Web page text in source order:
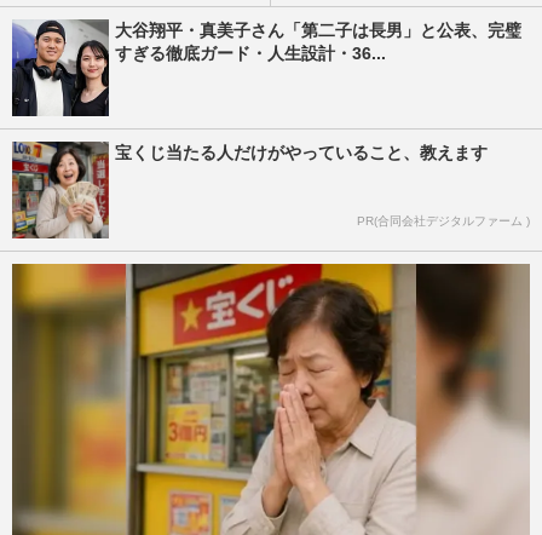
大谷翔平・真美子さん「第二子は長男」と公表、完璧
すぎる徹底ガード・人生設計・36...
宝くじ当たる人だけがやっていること、教えます
PR(合同会社デジタルファーム )